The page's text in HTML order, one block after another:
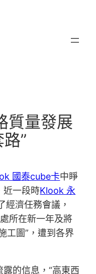
質量發展
”
國泰cube卡中睜
一段時Klook 永
經濟任務會議，
所在新一年及將
工圖”，遭到各界
的信息，“高東西